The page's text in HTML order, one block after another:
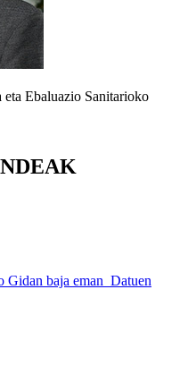
Ebaluazio Sanitarioko
Gidan baja eman Datuen